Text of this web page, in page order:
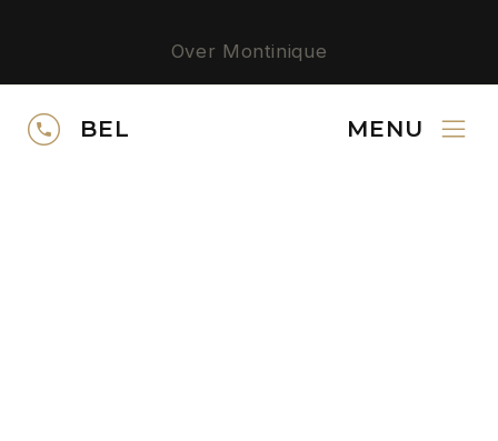
BEL MENU
Over Montinique